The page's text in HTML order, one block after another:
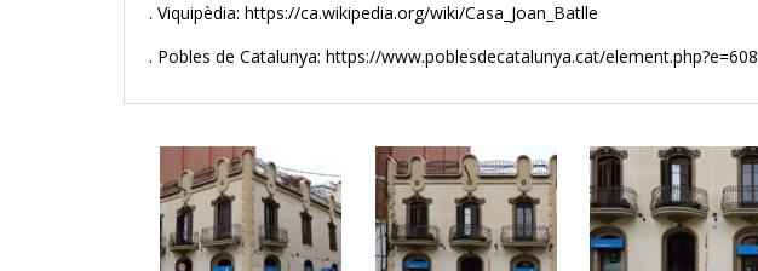
. Viquipèdia: https://ca.wikipedia.org/wiki/Casa_Joan_Batlle
. Pobles de Catalunya: https://www.poblesdecatalunya.cat/element.php?e=608